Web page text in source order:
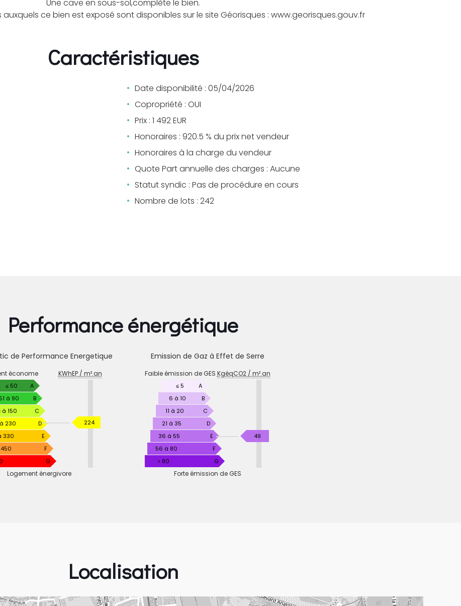
Une cave en sous-sol,complète le bien.
auxquels ce bien est exposé sont disponibles sur le site Géorisques : www.georisques.gouv.fr
Caractéristiques
Date disponibilité : 05/04/2026
Copropriété : OUI
Prix : 1 492 EUR
Honoraires : 920.5 % du prix net vendeur
Honoraires à la charge du vendeur
Quote Part annuelle des charges : Aucune
Statut syndic : Pas de procédure en cours
Nombre de lots : 242
Performance énergétique
de Performance Energetique
économe KWhEP / m².an
≤ 50
A
51 à 90
B
à 150
C
à 230
D
330
E
F
G
224KWhEP
Logement énergivore
Emission de Gaz à Effet de Serre
DE
EFFET
SERRE
Faible émission de GES KgéqCO2 / m².an
≤ 5
A
6 à 10
B
11 à 20
C
21 à 35
D
36 à 55
E
56 à 80
F
> 80
G
49
Forte émission de GES
Localisation